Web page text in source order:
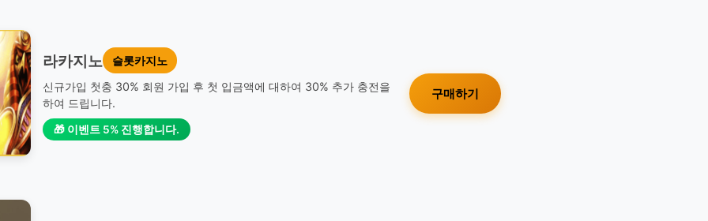
라카지노
슬롯카지노
신규가입 첫충 30% 회원 가입 후 첫 입금액에 대하여 30% 추가 충전을
하여 드립니다.
🎁 이벤트 5% 진행합니다.
구매하기